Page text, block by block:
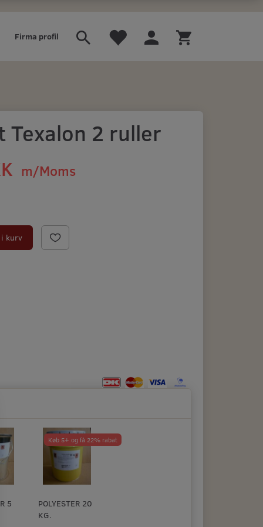
Firma profil
Texalon 2 ruller
m/Moms
kurv
5
Køb 5+ og få 22% rabat
POLYESTER 20
KG.